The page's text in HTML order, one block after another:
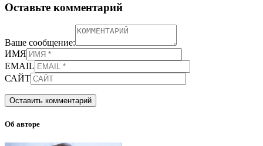
Оставьте комментарий
Ваше сообщение:
ИМЯ
EMAIL
САЙТ
Об авторе